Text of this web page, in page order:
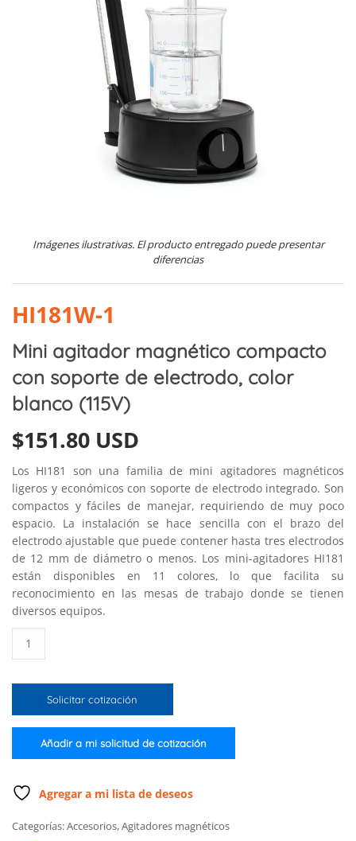
Imágenes ilustrativas. El producto entregado puede presentar
diferencias
HI181W-1
Mini agitador magnético compacto
con soporte de electrodo, color
blanco (115V)
$151.80 USD
Los HI181 son una familia de mini agitadores magnéticos
ligeros y económicos con soporte de electrodo integrado. Son
compactos y fáciles de manejar, requiriendo de muy poco
espacio. La instalación se hace sencilla con el brazo del
electrodo ajustable que puede contener hasta tres electrodos
de 12 mm de diámetro o menos. Los mini-agitadores HI181
están disponibles en 11 colores, lo que facilita su
reconocimiento en las mesas de trabajo donde se tienen
diversos equipos.
agitador
compacto
electrodo,
blanco
cantidad
Solicitar cotización
Añadir a mi solicitud de cotización
Agregar a mi lista de deseos
Categorías:Accesorios,Agitadores magnéticos